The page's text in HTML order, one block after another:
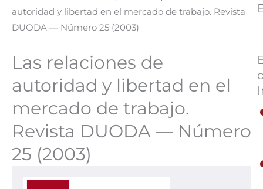
autoridad y libertad en el mercado de trabajo. Revista
DUODA — Número 25 (2003)
Las relaciones de
autoridad y libertad en el
mercado de trabajo.
Revista DUODA — Número
25 (2003)